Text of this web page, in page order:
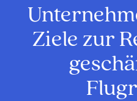
Ziele zur